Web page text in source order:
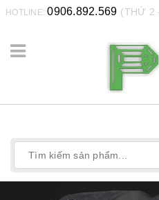
HOTLINE:0906.892.569 (THỨ 2